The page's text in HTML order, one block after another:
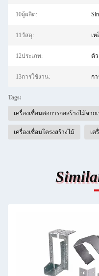
10ผู้ผลิต:
11วัสดุ: เห
12ประเภท: ตั
13การใช้งาน: ก
Tags:
เครื่องเชื่อมต่อการก่อสร้างไม้จาก
เครื่องเชื่อมโครงสร้างไม้ เค